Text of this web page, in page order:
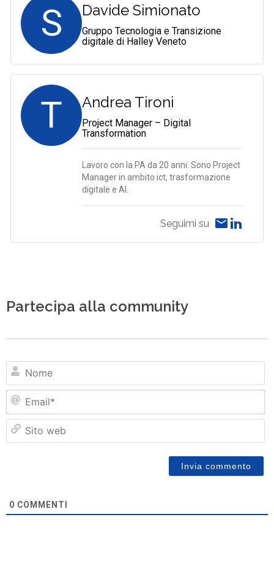
S Davide Simionato
Gruppo Tecnologia e Transizione
digitale di Halley Veneto
T Andrea Tironi
Project Manager – Digital
Transformation
Lavoro con la PA da 20 anni. Sono Project
Manager in ambito ict, trasformazione
digitale e AI.
Seguimi su
Partecipa alla community
0 COMMENTI